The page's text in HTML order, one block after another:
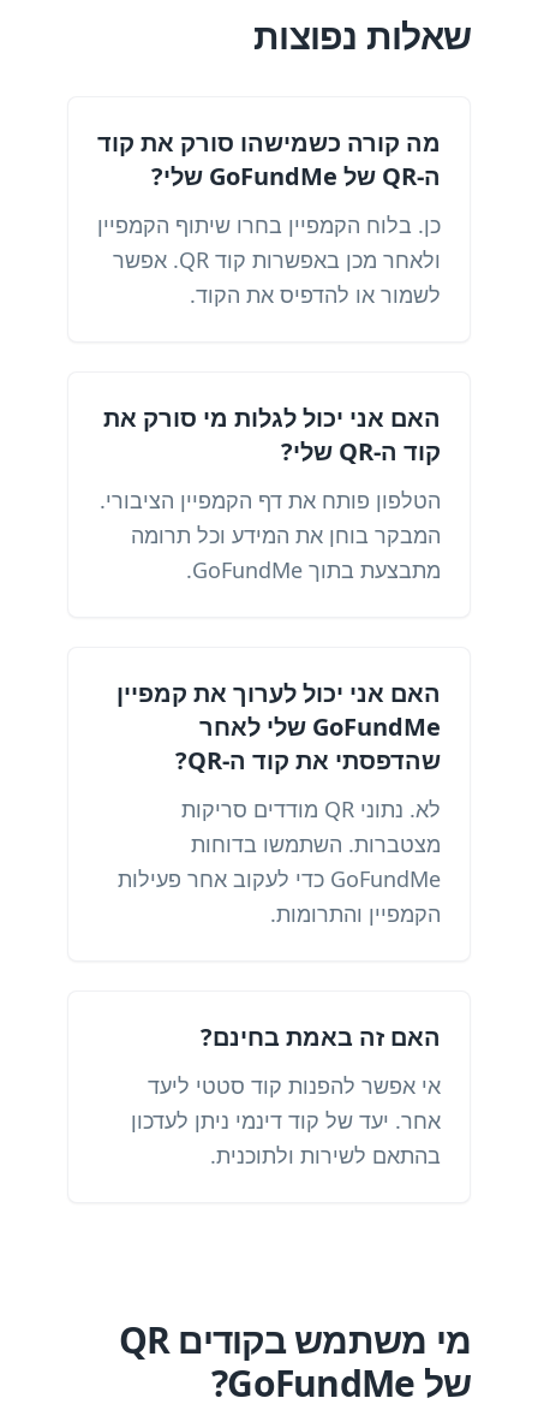
שאלות נפוצות
מה קורה כשמישהו סורק את קוד
ה-QR של GoFundMe שלי?
כן. בלוח הקמפיין בחרו שיתוף הקמפיין
ולאחר מכן באפשרות קוד QR. אפשר
לשמור או להדפיס את הקוד.
האם אני יכול לגלות מי סורק את
קוד ה-QR שלי?
הטלפון פותח את דף הקמפיין הציבורי.
המבקר בוחן את המידע וכל תרומה
מתבצעת בתוך GoFundMe.
האם אני יכול לערוך את קמפיין
GoFundMe שלי לאחר
שהדפסתי את קוד ה-QR?
לא. נתוני QR מודדים סריקות
מצטברות. השתמשו בדוחות
GoFundMe כדי לעקוב אחר פעילות
הקמפיין והתרומות.
האם זה באמת בחינם?
אי אפשר להפנות קוד סטטי ליעד
אחר. יעד של קוד דינמי ניתן לעדכון
בהתאם לשירות ולתוכנית.
מי משתמש בקודים QR
של GoFundMe?